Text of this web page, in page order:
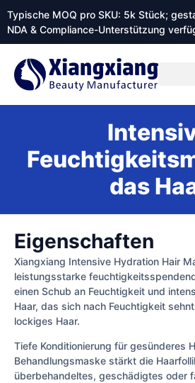
Typische MOQ pro SKU: 5k Stück;
NDA & Compliance-Unterstützung
das
Eigenschaften
Xiangxiang Intensive Hydration Hair
leistungsstarke
einen Schub an Feuchtigkeit und
Haar, das sich nach Feuchtigkeit
lockiges Haar.
Tiefe Konditionierung für gesünderes
Behandlungsmaske stärkt die
überbehandeltes, geschädigtes oder